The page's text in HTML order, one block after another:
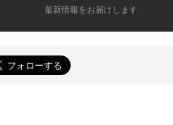
最新情報をお届けします